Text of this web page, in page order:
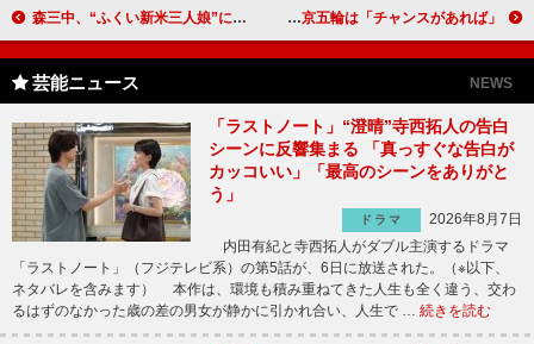
森三中、“ふくい新米三人娘”に就任 大島、長男の“納豆ご飯好き”明かす 猫ひろしが猫アレルギーだった！？ 東京五輪は「チャンスがあれば」
芸能ニュース NEWS
「ラストノート」“澄晴”寺西拓人の告白
シーンに反響集まる 「真っすぐな告白が
カッコいい」「最高のシーンをありがと
う」
ドラマ
2026年8月7日
内田有紀と寺西拓人がダブル主演するドラマ
「ラストノート」（フジテレビ系）の第5話が、6日に放送された。（※以下、
ネタバレを含みます） 本作は、環境も積み重ねてきた人生も全く違う、交わ
るはずのなかった歳の差の男女が静かに引かれ合い、人生で … 続きを読む